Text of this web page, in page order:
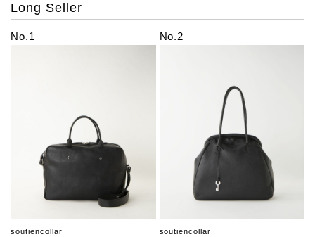
Long Seller
No.1
soutiencollar
No.2
soutiencollar